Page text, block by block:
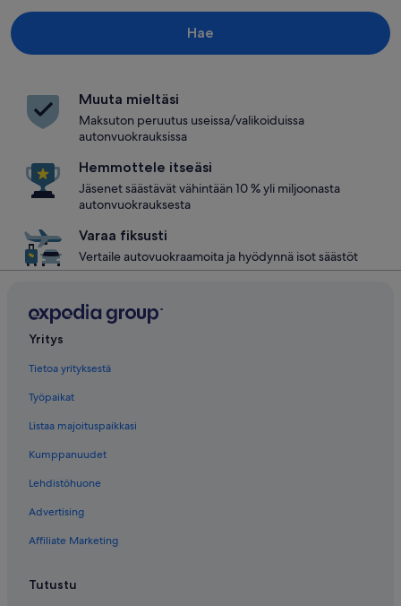
Hae
Muuta mieltäsi
Maksuton peruutus useissa/valikoiduissa
autonvuokrauksissa
Hemmottele itseäsi
Jäsenet säästävät vähintään 10 % yli miljoonasta
autonvuokrauksesta
Varaa fiksusti
Vertaile autovuokraamoita ja hyödynnä isot säästöt
Yritys
Tietoa yrityksestä
Työpaikat
Listaa majoituspaikkasi
Kumppanuudet
Lehdistöhuone
Advertising
Affiliate Marketing
Tutustu